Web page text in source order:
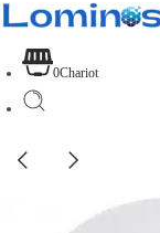
0Chariot